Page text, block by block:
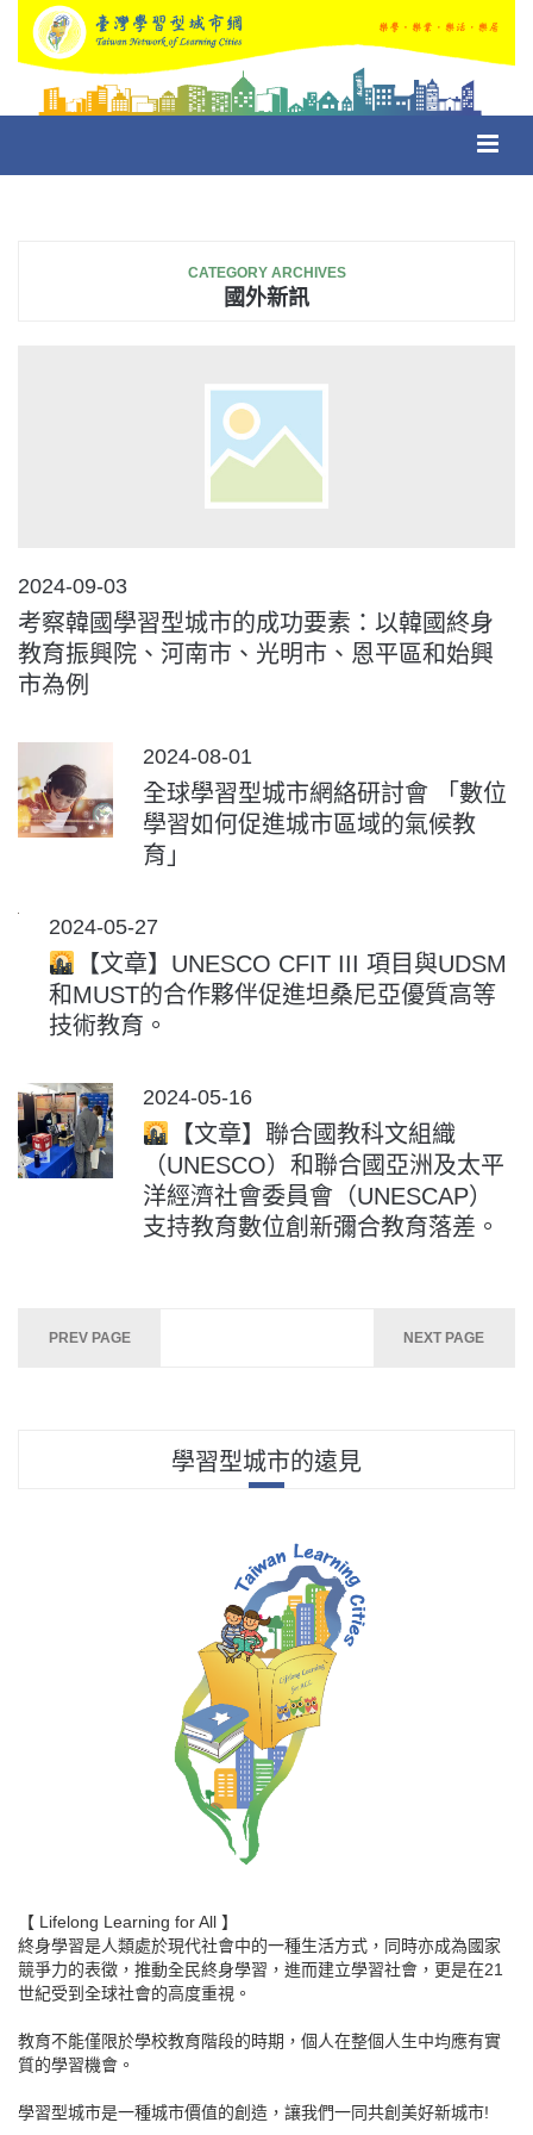
CATEGORY ARCHIVES
國外新訊
POSTED
ON
2024-09-03
考察韓國學習型城市的成功要素：以韓國終身
教育振興院、河南市、光明市、恩平區和始興
市為例
POSTED
ON
2024-08-01
全球學習型城市網絡研討會 「數位
學習如何促進城市區域的氣候教
育」
POSTED
ON
2024-05-27
【文章】UNESCO CFIT III 項目與UDSM
和MUST的合作夥伴促進坦桑尼亞優質高等
技術教育。
POSTED
ON
2024-05-16
【文章】聯合國教科文組織
（UNESCO）和聯合國亞洲及太平
洋經濟社會委員會（UNESCAP）
支持教育數位創新彌合教育落差。
文PREV PAGE NEXT PAGE
學習型城市的遠見
【 Lifelong Learning for All 】
終身學習是人類處於現代社會中的一種生活方式，同時亦成為國家
競爭力的表徵，推動全民終身學習，進而建立學習社會，更是在21
世紀受到全球社會的高度重視。
教育不能僅限於學校教育階段的時期，個人在整個人生中均應有實
質的學習機會。
學習型城市是一種城市價值的創造，讓我們一同共創美好新城市!